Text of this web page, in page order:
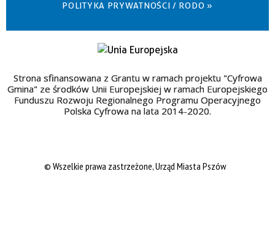
POLITYKA PRYWATNOŚCI / RODO »
Strona sfinansowana z Grantu w ramach projektu "Cyfrowa
Gmina" ze środków Unii Europejskiej w ramach Europejskiego
Funduszu Rozwoju Regionalnego Programu Operacyjnego
Polska Cyfrowa na lata 2014-2020.
© Wszelkie prawa zastrzeżone, Urząd Miasta Pszów